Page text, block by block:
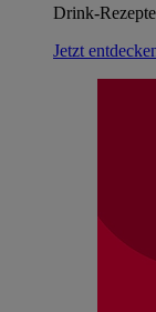
Drink-
Jetzt